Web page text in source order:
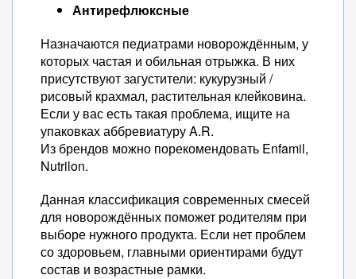
Антирефлюксные
Назначаются педиатрами новорождённым, у
которых частая и обильная отрыжка. В них
присутствуют загустители: кукурузный /
рисовый крахмал, растительная клейковина.
Если у вас есть такая проблема, ищите на
упаковках аббревиатуру A.R.
Из брендов можно порекомендовать Enfamil,
Nutrilon.
Данная классификация современных смесей
для новорождённых поможет родителям при
выборе нужного продукта. Если нет проблем
со здоровьем, главными ориентирами будут
состав и возрастные рамки.